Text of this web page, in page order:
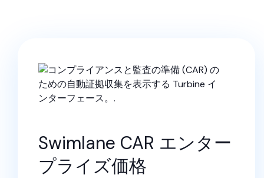
Swimlane CAR エンター
プライズ価格